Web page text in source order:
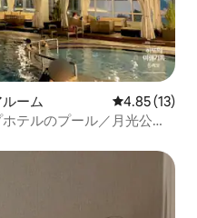
ーム レビュー13
4.85 (13)
テルのプール／月光公園